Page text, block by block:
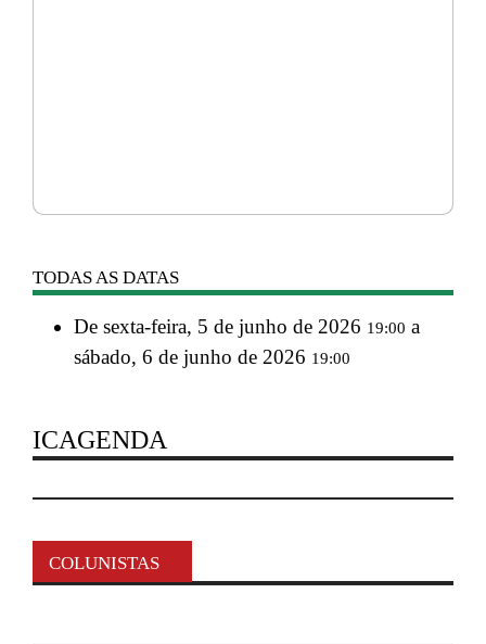
TODAS AS DATAS
De sexta-feira, 5 de junho de 2026 19:00 a
sábado, 6 de junho de 2026 19:00
ICAGENDA
COLUNISTAS